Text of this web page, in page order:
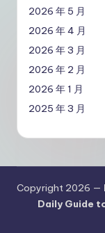
2026 年 5 月
2026 年 4 月
2026 年 3 月
2026 年 2 月
2026 年 1 月
2025 年 3 月
Copyright 2026 —
Daily Guide